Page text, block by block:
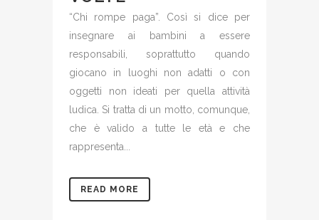
“Chi rompe paga”. Così si dice per
insegnare ai bambini a essere
responsabili, soprattutto quando
giocano in luoghi non adatti o con
oggetti non ideati per quella attività
ludica. Si tratta di un motto, comunque,
che è valido a tutte le età e che
rappresenta...
READ MORE